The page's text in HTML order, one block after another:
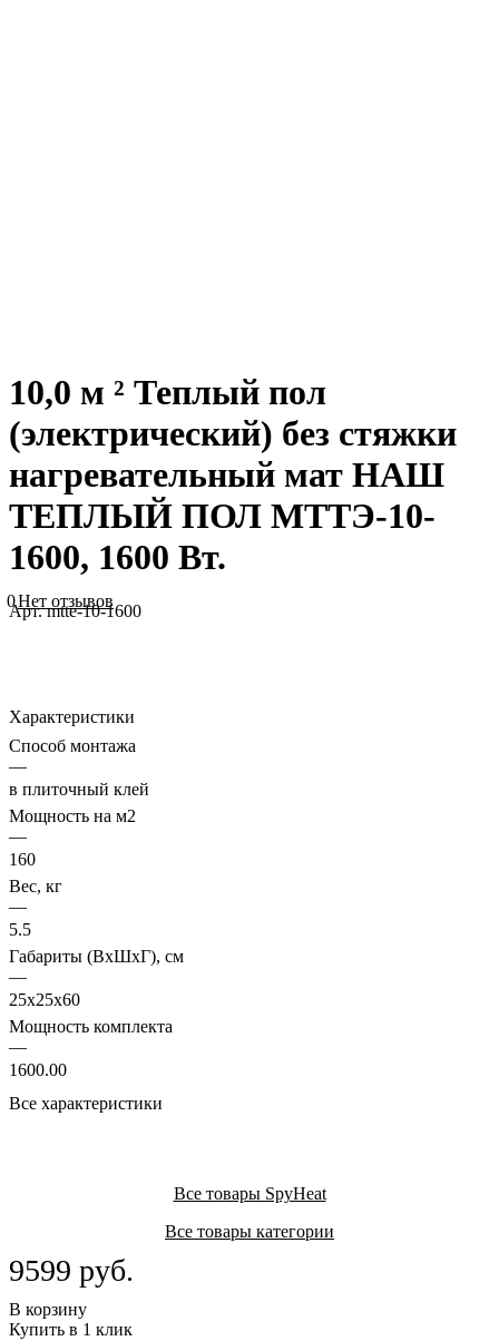
10,0 м ² Теплый пол
(электрический) без стяжки
нагревательный мат НАШ
ТЕПЛЫЙ ПОЛ МТТЭ-10-
1600, 1600 Вт.
0Нет отзывов
Арт.mtte-10-1600
Характеристики
Способ монтажа
—
в плиточный клей
Мощность на м2
—
160
Вес, кг
—
5.5
Габариты (ВхШхГ), см
—
25x25x60
Мощность комплекта
—
1600.00
Все характеристики
Все товары SpyHeat
Все товары категории
9599 руб.
В корзину
Купить в 1 клик